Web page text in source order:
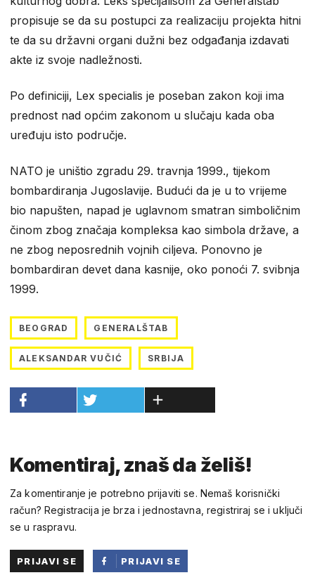
propisuje se da su postupci za realizaciju projekta hitni
te da su državni organi dužni bez odgađanja izdavati
akte iz svoje nadležnosti.
Po definiciji, Lex specialis je poseban zakon koji ima
prednost nad općim zakonom u slučaju kada oba
uređuju isto područje.
NATO je uništio zgradu 29. travnja 1999., tijekom
bombardiranja Jugoslavije. Budući da je u to vrijeme
bio napušten, napad je uglavnom smatran simboličnim
činom zbog značaja kompleksa kao simbola države, a
ne zbog neposrednih vojnih ciljeva. Ponovno je
bombardiran devet dana kasnije, oko ponoći 7. svibnja
1999.
BEOGRAD GENERALŠTAB
ALEKSANDAR VUČIĆ SRBIJA
Komentiraj, znaš da želiš!
Za komentiranje je potrebno prijaviti se. Nemaš korisnički
račun? Registracija je brza i jednostavna, registriraj se i uključi
se u raspravu.
PRIJAVI SE
PRIJAVI SE